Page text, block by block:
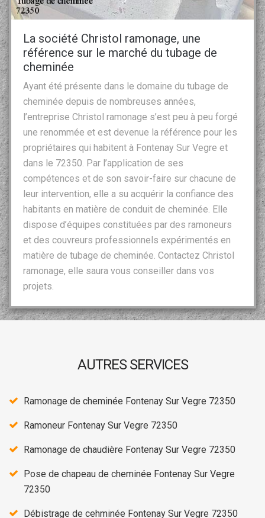
La société Christol ramonage, une
référence sur le marché du tubage de
cheminée
Ayant été présente dans le domaine du tubage de
cheminée depuis de nombreuses années,
l’entreprise Christol ramonage s’est peu à peu forgé
une renommée et est devenue la référence pour les
propriétaires qui habitent à Fontenay Sur Vegre et
dans le 72350. Par l’application de ses
compétences et de son savoir-faire sur chacune de
leur intervention, elle a su acquérir la confiance des
habitants en matière de conduit de cheminée. Elle
dispose d’équipes constituées par des ramoneurs
et des couvreurs professionnels expérimentés en
matière de tubage de cheminée. Contactez Christol
ramonage, elle saura vous conseiller dans vos
projets.
AUTRES SERVICES
Ramonage de cheminée Fontenay Sur Vegre 72350
Ramoneur Fontenay Sur Vegre 72350
Ramonage de chaudière Fontenay Sur Vegre 72350
Pose de chapeau de cheminée Fontenay Sur Vegre
72350
Débistrage de cehminée Fontenay Sur Vegre 72350